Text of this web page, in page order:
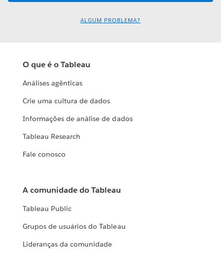
ALGUM PROBLEMA?
O que é o Tableau
Análises agênticas
Crie uma cultura de dados
Informações de análise de dados
Tableau Research
Fale conosco
A comunidade do Tableau
Tableau Public
Grupos de usuários do Tableau
Lideranças da comunidade